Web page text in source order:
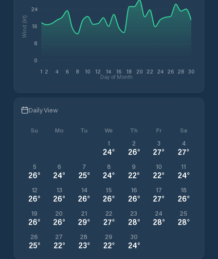
1 2 4 6 8 10 12 14 16 18 20 22 24 26 28 30
Day of Month
0
8
16
24
Wind (kt)
Daily View
Su Mo Tu We Th Fr Sa
1
24°
2
26°
3
27°
4
27°
5
26°
6
24°
7
25°
8
24°
9
22°
10
22°
11
24°
12
26°
13
26°
14
26°
15
26°
16
26°
17
27°
18
26°
19
26°
20
26°
21
29°
22
27°
23
28°
24
28°
25
28°
26
25°
27
22°
28
23°
29
22°
30
24°